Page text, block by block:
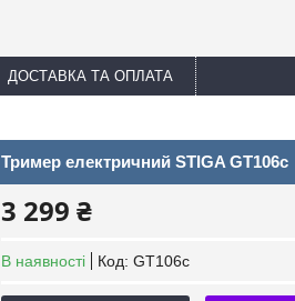
ДОСТАВКА ТА ОПЛАТА
Тример електричний STIGA GT106c
3 299 ₴
В наявності Код: GT106c